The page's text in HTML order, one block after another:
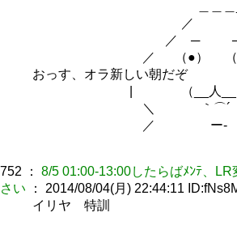
／
／ ─ ─
／ （●）
おっす、オラ新しい朝だぞ
| （__人__
＼ ｀⌒´
／ ー‐
752 ： 8/5 01:00-13:00したらばﾒﾝﾃ、
さい ： 2014/08/04(月) 22:44:11
イリヤ 特訓